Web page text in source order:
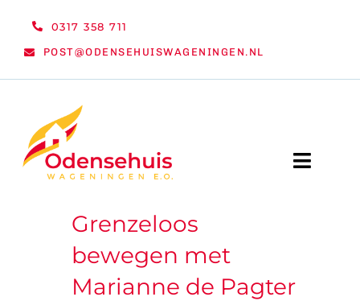
0317 358 711
POST@ODENSEHUISWAGENINGEN.NL
Toggle
WELKOMGrenzeloos
bewegen met
Marianne de Pagter